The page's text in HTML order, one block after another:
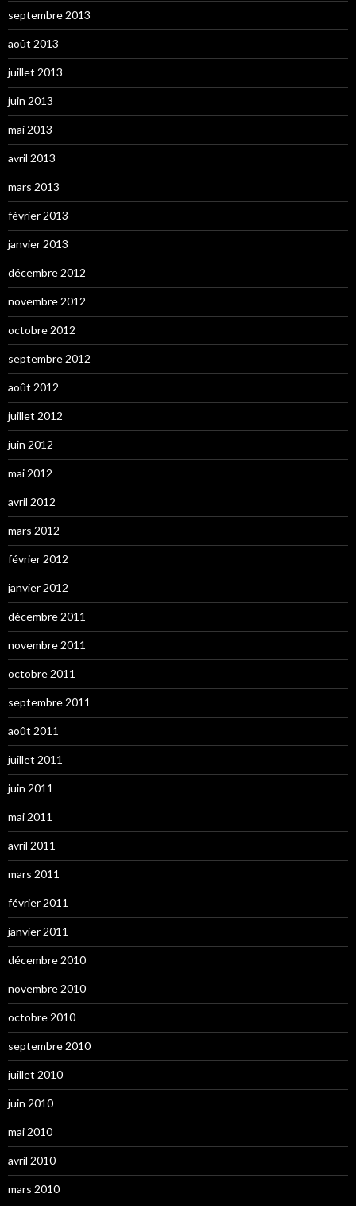
septembre 2013
août 2013
juillet 2013
juin 2013
mai 2013
avril 2013
mars 2013
février 2013
janvier 2013
décembre 2012
novembre 2012
octobre 2012
septembre 2012
août 2012
juillet 2012
juin 2012
mai 2012
avril 2012
mars 2012
février 2012
janvier 2012
décembre 2011
novembre 2011
octobre 2011
septembre 2011
août 2011
juillet 2011
juin 2011
mai 2011
avril 2011
mars 2011
février 2011
janvier 2011
décembre 2010
novembre 2010
octobre 2010
septembre 2010
juillet 2010
juin 2010
mai 2010
avril 2010
mars 2010